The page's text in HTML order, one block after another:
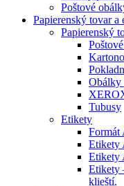
Poštové
Papierenský tovar a
Papierenský
Obálky
Tubusy
Etikety
Formát
Etikety
Etikety
Etikety
klieští.